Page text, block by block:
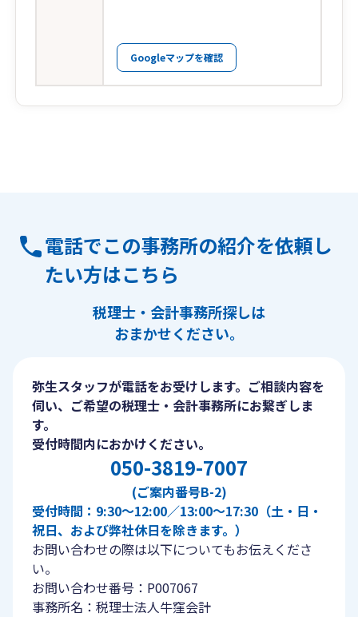
Googleマップを確認
電話でこの事務所の紹介を依頼し
たい方はこちら
税理士・会計事務所探しは
おまかせください。
弥生スタッフが電話をお受けします。ご相談内容を
伺い、ご希望の税理士・会計事務所にお繋ぎしま
す。
受付時間内におかけください。
050-3819-7007
(ご案内番号B-2)
受付時間：9:30〜12:00／13:00〜17:30（土・日・
祝日、および弊社休日を除きます。）
お問い合わせの際は以下についてもお伝えくださ
い。
お問い合わせ番号：P007067
事務所名：税理士法人牛窪会計